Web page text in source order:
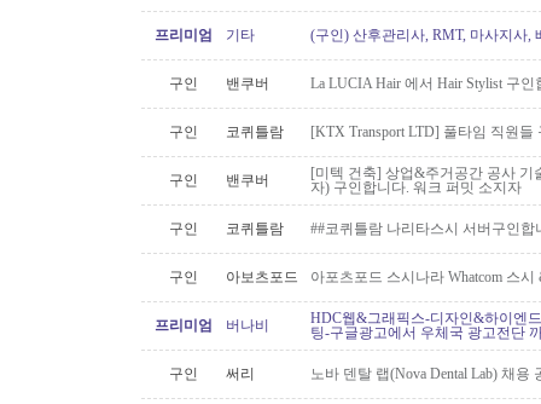
프리미엄 기타 (구인) 산후관리사, RMT, 마사지사,
구인 밴쿠버 La LUCIA Hair 에서 Hair Stylist 구인
구인 코퀴틀람 [KTX Transport LTD] 풀타임 직원
구인 밴쿠버
[미텍 건축] 상업&주거공간 공사
자) 구인합니다. 워크 퍼밋 소지자
구인 코퀴틀람 ##코퀴틀람 나리타스시 서버구인합
구인 아보츠포드 아포츠포드 스시나라 Whatcom 스
프리미엄 버나비
HDC웹&그래픽스-디자인&하이엔
팅-구글광고에서 우체국 광고전단
구인 써리 노바 덴탈 랩(Nova Dental Lab) 채용